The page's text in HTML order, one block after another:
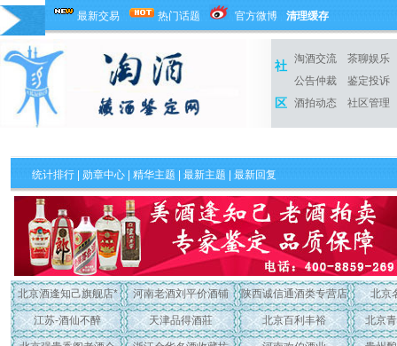
最新交易 热门话题 官方微博 清理缓存
社
区
淘酒交流
茶聊娱乐
公告仲裁
鉴定投诉
酒拍动态
社区管理
统计排行 勋章中心 精华主题 最新主题 | 最新回复
北京酒逢知己旗舰店* 河南老酒刘平价酒铺 陕西诚信通酒类专营店 北京
江苏-酒仙不醉 天津品得酒莊 北京百利丰裕 北京